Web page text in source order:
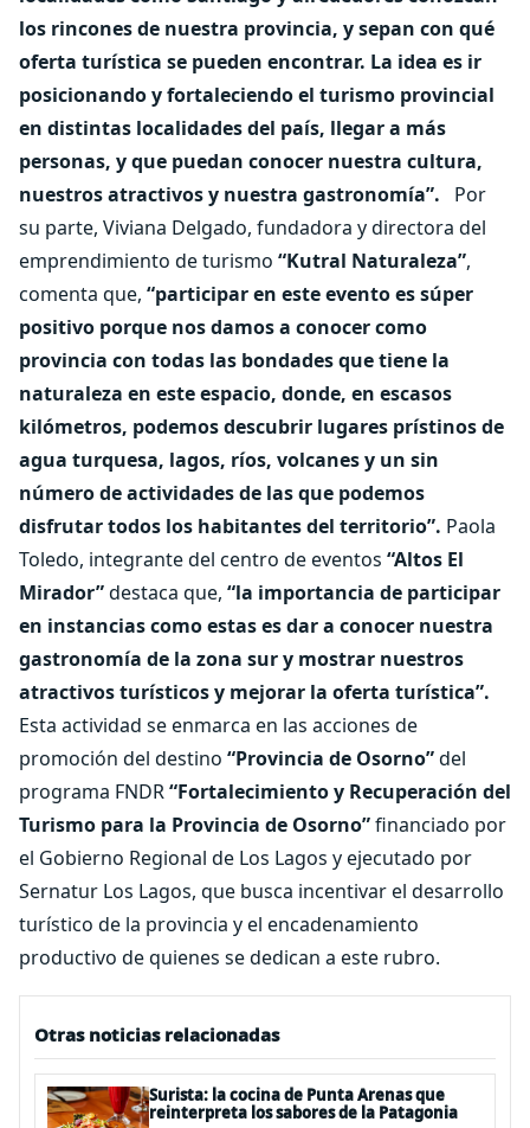
los rincones de nuestra provincia, y sepan con qué
oferta turística se pueden encontrar. La idea es ir
posicionando y fortaleciendo el turismo provincial
en distintas localidades del país, llegar a más
personas, y que puedan conocer nuestra cultura,
nuestros atractivos y nuestra gastronomía”.
Por
su parte, Viviana Delgado, fundadora y directora del
emprendimiento de turismo “Kutral Naturaleza”,
comenta que, “participar en este evento es súper
positivo porque nos damos a conocer como
provincia con todas las bondades que tiene la
naturaleza en este espacio, donde, en escasos
kilómetros, podemos descubrir lugares prístinos de
agua turquesa, lagos, ríos, volcanes y un sin
número de actividades de las que podemos
disfrutar todos los habitantes del territorio”. Paola
Toledo, integrante del centro de eventos “Altos El
Mirador”destaca que, “la importancia de participar
en instancias como estas es dar a conocer nuestra
gastronomía de la zona sur y mostrar nuestros
atractivos turísticos y mejorar la oferta turística”.
Esta actividad se enmarca en las acciones de
promoción del destino “Provincia de Osorno”del
programa FNDR“Fortalecimiento y Recuperación del
Turismo para la Provincia de Osorno”financiado por
el Gobierno Regional de Los Lagos y ejecutado por
Sernatur Los Lagos, que busca incentivar el desarrollo
turístico de la provincia y el encadenamiento
productivo de quienes se dedican a este rubro.
Otras noticias relacionadas
Surista: la cocina de Punta Arenas que
reinterpreta los sabores de la Patagonia